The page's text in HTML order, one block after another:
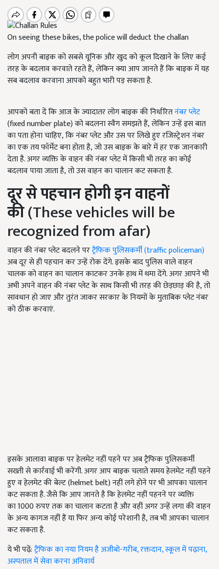
On seeing these bikes, the police will deduct the challan
लोग अपनी बाइक को सबसे यूनिक और खुद को कूल दिखाने के लिए कई
तरह के बदलाव करवाते रहते हैं, लेकिन क्या आप जानते हैं कि बाइक में यह
सब बदलाव करवाना आपको बहुत भारी पड़ सकता है.
आपको बता दें कि आज के ज्यादातर लोग बाइक की निर्धारितनंबर प्लेट
(fixed number plate)को बदलना स्वैग समझते हैं, लेकिन उन्हें इस बात
का पता होना चाहिए, कि नंबर प्लेट और उस पर लिखे हुए रजिस्ट्रेशन नंबर
का एक तय फॉर्मेट बना होता है, जो उस बाइक के बारे में हर एक जानकारी
देता है. अगर व्यक्ति के वाहन की नंबर प्लेट में किसी भी तरह का कोई
बदलाव पाया जाता है, तो उस वाहन का चालान कट सकता है.
दूर से पहचान होगी इन वाहनों
की(These vehicles will be
recognized from afar)
वाहन की नंबर प्लेट बदलने परट्रैफिक पुलिसकर्मी (traffic policeman)
अब दूर से ही पहचान कर उन्हें रोक देंगे. इसके बाद पुलिस वाले वाहन
चालक को वाहन का चालान काटकर उनके हाथ में थमा देंगे. अगर आपने भी
अभी अपने वाहन की नंबर प्लेट के साथ किसी भी तरह की छेड़छाड़ की है, तो
सावधान हो जाए और तुरंत जाकर सरकार के नियमों के मुताबिक प्लेट नंबर
को ठीक करवाएं.
इसके आलावा बाइक पर हेलमेट नहीं पहने पर अब ट्रैफिक पुलिसकर्मी
सख्ती से कार्रवाई भी करेंगी. अगर आप बाइक चलाते समय हेलमेट नहीं पहने
हुए व हेलमेट की बेल्ट (helmet belt)नहीं लगे होने पर भी आपका चालान
कट सकता है. जैसे कि आप जानते है कि हेलमेट नहीं पहनने पर व्यक्ति
का1000रुपए तक का चालान कटता है और वहीं अगर उन्हें लगा की वाहन
के अन्य कागज नहीं हैं या फिर अन्य कोई परेशानी है, तब भी आपका चालान
कट सकता है.
ये भी पढ़ें:ट्रैफिक का नया नियम है अजीबो-गरीब, रक्तदान, स्कूल में पढ़ाना,
अस्पताल में सेवा करना अनिवार्य